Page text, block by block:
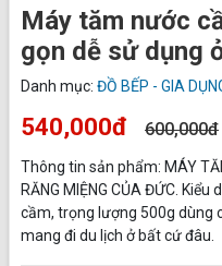
Máy tăm nước
gọn dễ sử dụng
Danh mục: ĐỒ BẾP - GIA
540,000đ 600,000đ
Thông tin sản phẩm: MÁY
RĂNG MIỆNG CỦA ĐỨC.
cầm, trọng lượng 500g dùng
mang đi du lịch ở bất cứ đâu.